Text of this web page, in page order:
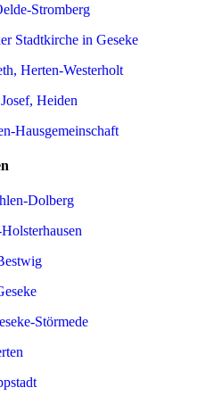
Stromberg
Stadtkirche in Geseke
Herten-Westerholt
Heiden
Hausgemeinschaft
Dolberg
Störmede